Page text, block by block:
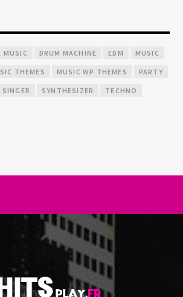
MUSIC DRUM MACHINE EDM MUSIC
THEMES MUSIC WP THEMES PARTY
SINGER SYNTHESIZER TECHNO